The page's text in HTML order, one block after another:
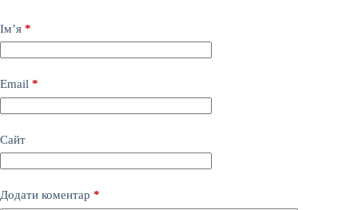
Ім’я *
Email *
Сайт
Додати коментар *